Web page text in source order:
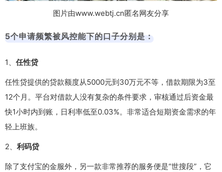
图片由www.webtj.cn匿名网友分享
5个申请频繁被风控能下的口子分别是：
1、 任性贷
任性贷提供的贷款额度从5000元到30万元不等，借款期限为3至
12个月。平台对借款人没有复杂的条件要求，审核通过后资金最
快1小时内到账，日利率低至0.03%。非常适合短期资金需求的年
轻上班族。
2、 利码贷
除了支付宝的金服外，另一款非常推荐的服务便是“世搜段”，它